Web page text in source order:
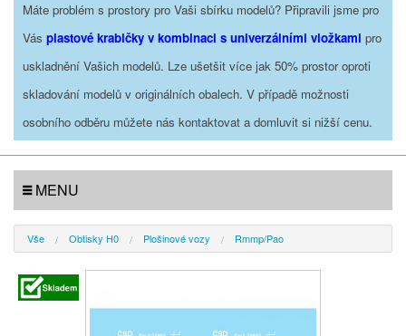
Máte problém s prostory pro Vaši sbírku modelů? Připravili jsme pro
Vás plastové krabičky v kombinaci s univerzálními vložkami pro
uskladnění Vašich modelů. Lze ušetšit více jak 50% prostor oproti
skladování modelů v originálních obalech. V případě možnosti
osobního odběru můžete nás kontaktovat a domluvit si nižší cenu.
MENU
Vše Obtisky H0 Plošinové vozy Rmmp/Pao